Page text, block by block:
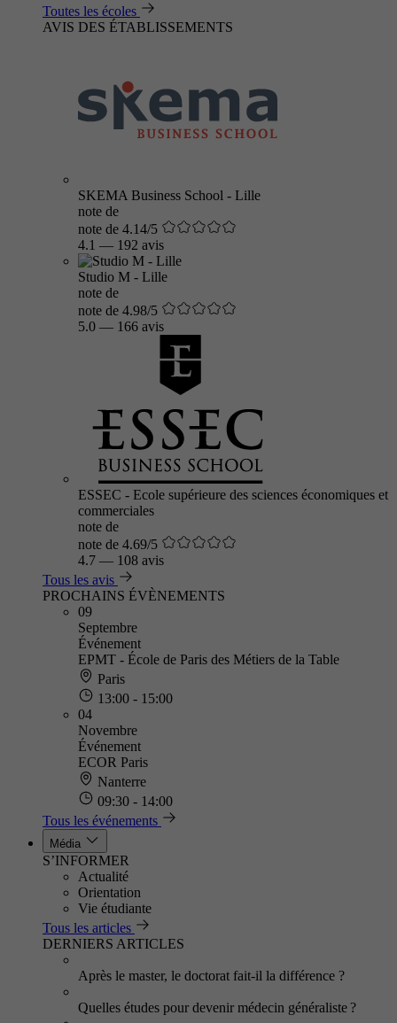
Toutes les écoles
AVIS DES ÉTABLISSEMENTS
SKEMA Business School - Lille
note de
note de 4.14/5
4.1 — 192 avis
Studio M - Lille
note de
note de 4.98/5
5.0 — 166 avis
ESSEC - Ecole supérieure des sciences économiques et
commerciales
note de
note de 4.69/5
4.7 — 108 avis
Tous les avis
PROCHAINS ÉVÈNEMENTS
09
Septembre
Événement
EPMT - École de Paris des Métiers de la Table
Paris
13:00 - 15:00
04
Novembre
Événement
ECOR Paris
Nanterre
09:30 - 14:00
Tous les événements
Média
S’INFORMER
Actualité
Orientation
Vie étudiante
Tous les articles
DERNIERS ARTICLES
Après le master, le doctorat fait-il la différence ?
Quelles études pour devenir médecin généraliste ?